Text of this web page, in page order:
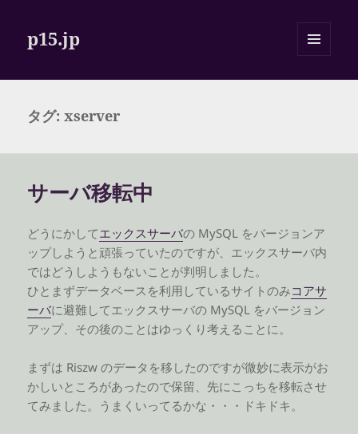
p15.jp
ーとウ
タグ:xserver
サーバ移転中
どうにかしてエックスサーバの MySQL をバージョンア
ップしようと頑張っていたのですが、エックスサーバ内
ではどうしようもないことが判明しました。
ひとまずデータベースを利用しているサイトのみコアサ
ーバに避難してエックスサーバの MySQL をバージョン
アップ、その後のことはゆっくり考えることに。
まずは Riszw のデータを移したのですが微妙に表示がお
かしいところがあったので保留、先にこっちを移転させ
てみました。うまくいってるかな・・・ドキドキ。